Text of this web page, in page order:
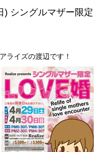
) シングルマザー限定
ライズの渡辺です！